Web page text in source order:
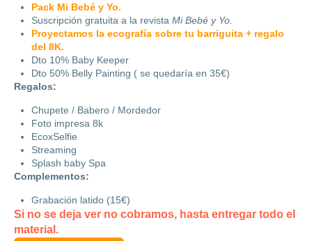
Pack Mi Bebé y Yo.
Suscripción gratuita a la revistaMi Bebé y Yo.
Proyectamos la ecografía sobre tu barriguita + regalo
del 8K.
Dto 10% Baby Keeper
Dto 50% Belly Painting ( se quedaría en 35€)
Regalos:
Chupete / Babero / Mordedor
Foto impresa 8k
EcoxSelfie
Streaming
Splash baby Spa
Complementos:
Grabación latido (15€)
Si no se deja ver no cobramos, hasta entregar todo el
material.